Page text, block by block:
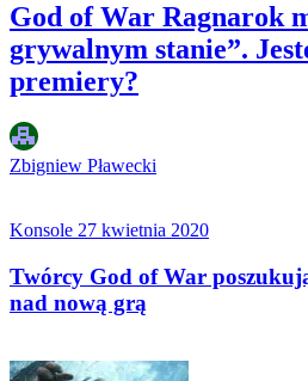
God of War Ragnarok
grywalnym stanie”.
premiery?
Zbigniew Pławecki
Konsole 27 kwietnia 2020
Twórcy God of War
nad nową grą